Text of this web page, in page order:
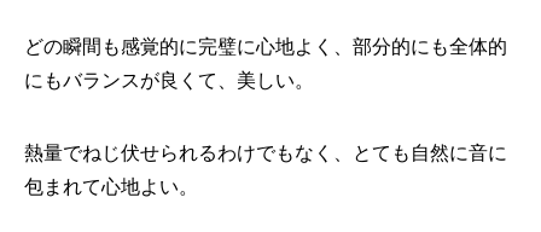
どの瞬間も感覚的に完璧に心地よく、部分的にも全体的
にもバランスが良くて、美しい。
熱量でねじ伏せられるわけでもなく、とても自然に音に
包まれて心地よい。